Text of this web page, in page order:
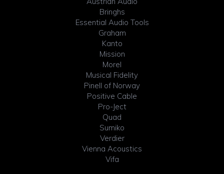
Bringhs
Essential Audio Tools
Graham
Kanto
Mission
Morel
Musical Fidelity
Pinell of Norway
Positive Cable
Pro-Ject
Quad
Sumiko
Verdier
Vienna Acoustics
Vifa